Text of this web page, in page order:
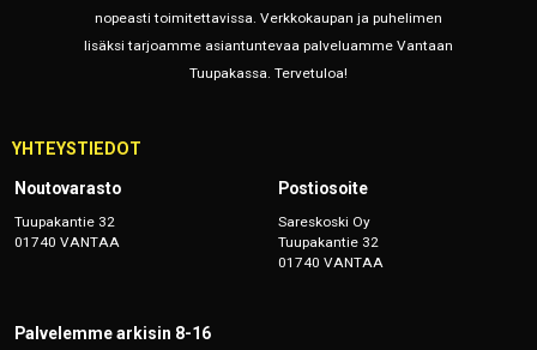
nopeasti toimitettavissa. Verkkokaupan ja puhelimen
lisäksi tarjoamme asiantuntevaa palveluamme Vantaan
Tuupakassa. Tervetuloa!
YHTEYSTIEDOT
Noutovarasto
Tuupakantie 32
01740 VANTAA
Postiosoite
Sareskoski Oy
Tuupakantie 32
01740 VANTAA
Palvelemme arkisin 8-16